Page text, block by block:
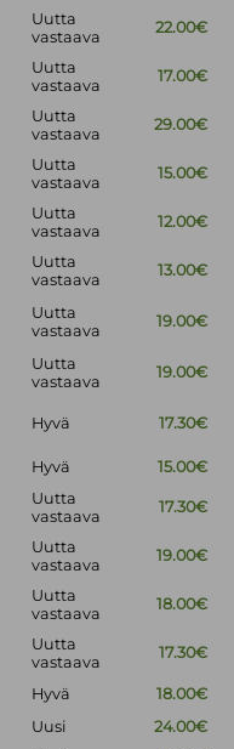
Uutta
vastaava
22.00€
Uutta
vastaava
17.00€
Uutta
vastaava
29.00€
Uutta
vastaava
15.00€
Uutta
vastaava
12.00€
Uutta
vastaava
13.00€
Uutta
vastaava
19.00€
Uutta
vastaava
19.00€
Hyvä 17.30€
Hyvä 15.00€
Uutta
vastaava
17.30€
Uutta
vastaava
19.00€
Uutta
vastaava
18.00€
Uutta
vastaava
17.30€
Hyvä
18.00€
Uusi
24.00€